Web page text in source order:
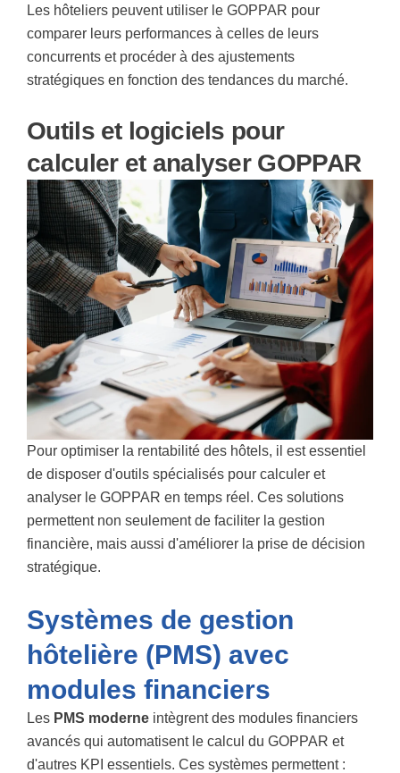
Les hôteliers peuvent utiliser le GOPPAR pour
comparer leurs performances à celles de leurs
concurrents et procéder à des ajustements
stratégiques en fonction des tendances du marché.
Outils et logiciels pour
calculer et analyser GOPPAR
Pour optimiser la rentabilité des hôtels, il est essentiel
de disposer d'outils spécialisés pour calculer et
analyser le GOPPAR en temps réel. Ces solutions
permettent non seulement de faciliter la gestion
financière, mais aussi d'améliorer la prise de décision
stratégique.
Systèmes de gestion
hôtelière (PMS) avec
modules financiers
Les PMS moderne intègrent des modules financiers
avancés qui automatisent le calcul du GOPPAR et
d'autres KPI essentiels. Ces systèmes permettent :